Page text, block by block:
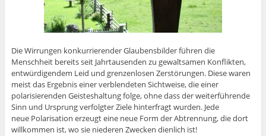
Die Wirrungen konkurrierender Glaubensbilder führen die
Menschheit bereits seit Jahrtausenden zu gewaltsamen Konflikten,
entwürdigendem Leid und grenzenlosen Zerstörungen. Diese waren
meist das Ergebnis einer verblendeten Sichtweise, die einer
polarisierenden Geisteshaltung folge, ohne dass der weiterführende
Sinn und Ursprung verfolgter Ziele hinterfragt wurden. Jede
neue Polarisation erzeugt eine neue Form der Abtrennung, die dort
willkommen ist, wo sie niederen Zwecken dienlich ist!